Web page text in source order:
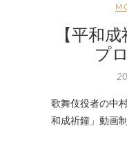
【平和
プ
歌舞伎役者の中
和成祈鐘」動画